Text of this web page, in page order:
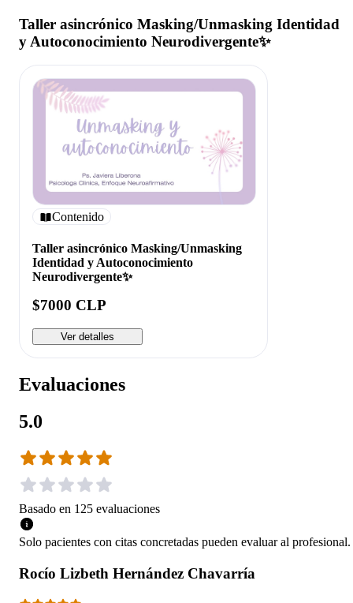
Taller asincrónico Masking/Unmasking Identidad
y Autoconocimiento Neurodivergente✨
Contenido
Taller asincrónico Masking/Unmasking
Identidad y Autoconocimiento
Neurodivergente✨
$7000 CLP
Ver detalles
Evaluaciones
5.0
Basado en 125 evaluaciones
Solo pacientes con citas concretadas pueden evaluar al profesional.
Rocío Lizbeth Hernández Chavarría